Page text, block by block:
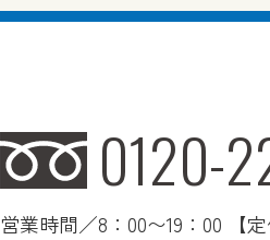
0120-
営業時間／8：00〜19：00 【